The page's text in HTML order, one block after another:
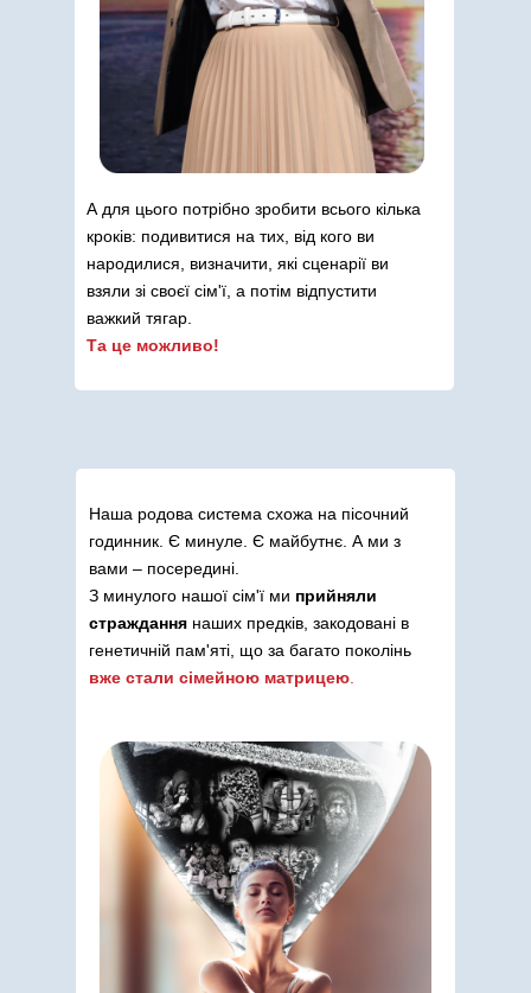
А для цього потрібно зробити всього кілька
кроків: подивитися на тих, від кого ви
народилися, визначити, які сценарії ви
взяли зі своєї сім'ї, а потім відпустити
важкий тягар.
Та це можливо!
Наша родова система схожа на пісочний
годинник. Є минуле. Є майбутнє. А ми з
вами – посередині.
З минулого нашої сім'ї ми прийняли
страждання наших предків, закодовані в
генетичній пам'яті, що за багато поколінь
вже стали сімейною матрицею